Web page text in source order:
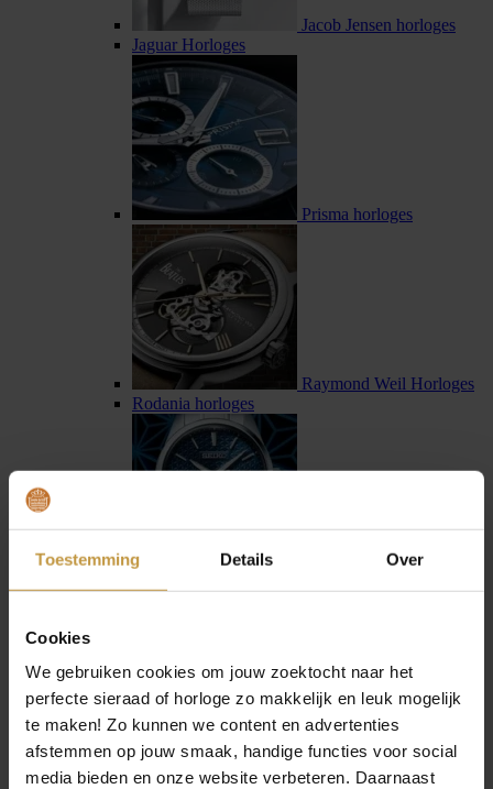
Toestemming Details Over
Cookies
We gebruiken cookies om jouw zoektocht naar het
perfecte sieraad of horloge zo makkelijk en leuk mogelijk
te maken! Zo kunnen we content en advertenties
afstemmen op jouw smaak, handige functies voor social
media bieden en onze website verbeteren. Daarnaast
Jacob Jensen horloges
Jaguar Horloges
Prisma horloges
Raymond Weil Horloges
Rodania horloges
Seiko Astron horloges
Sternglas horloges